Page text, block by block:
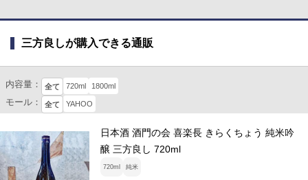
三方良しが購入できる通販
内容量： 全て 720ml 1800ml
モール： 全て YAHOO
日本酒 酒門の会 喜楽長 きらくちょう 純米吟
醸 三方良し 720ml
720ml 純米